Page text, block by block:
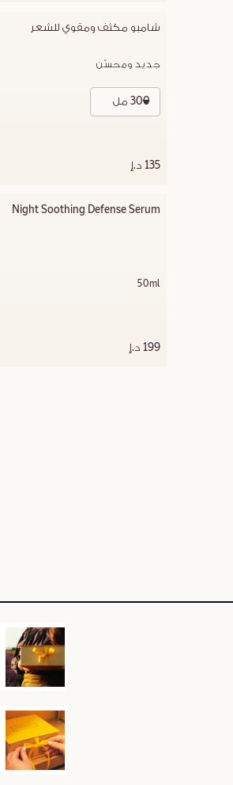
شامبو مكثف ومقوي للشعر
جديد ومحسّن
300 مل
135 د.إ
Night Soothing Defense Serum
50ml
199 د.إ